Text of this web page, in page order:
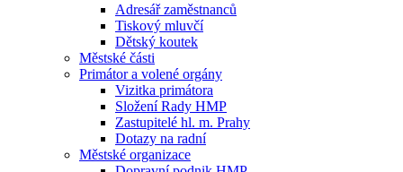
Adresář zaměstnanců
Tiskový mluvčí
Dětský koutek
Městské části
Primátor a volené orgány
Vizitka primátora
Složení Rady HMP
Zastupitelé hl. m. Prahy
Dotazy na radní
Městské organizace